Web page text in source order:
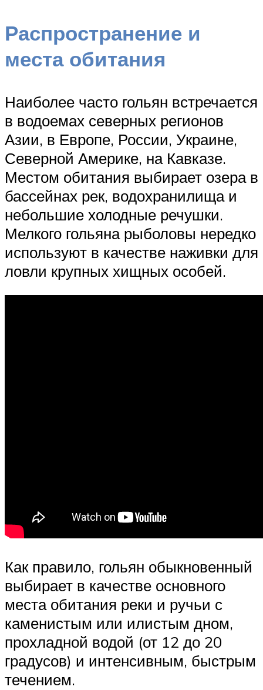
Распространение и
места обитания
Наиболее часто гольян встречается
в водоемах северных регионов
Азии, в Европе, России, Украине,
Северной Америке, на Кавказе.
Местом обитания выбирает озера в
бассейнах рек, водохранилища и
небольшие холодные речушки.
Мелкого гольяна рыболовы нередко
используют в качестве наживки для
ловли крупных хищных особей.
Как правило, гольян обыкновенный
выбирает в качестве основного
места обитания реки и ручьи с
каменистым или илистым дном,
прохладной водой (от 12 до 20
градусов) и интенсивным, быстрым
течением.